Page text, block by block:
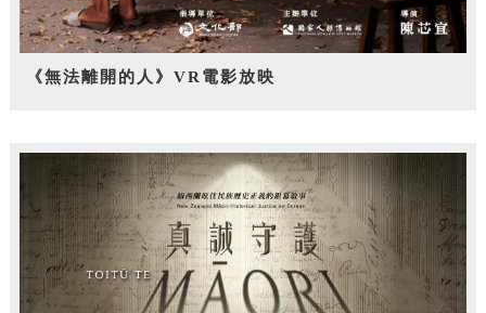
《無法離開的人》VR電影放映